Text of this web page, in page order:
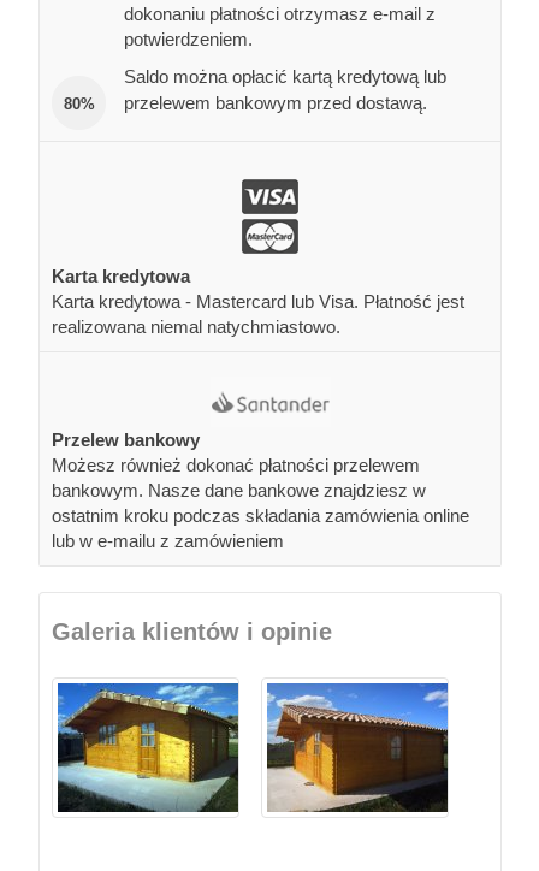
dokonaniu płatności otrzymasz e-mail z
potwierdzeniem.
80%
Saldo można opłacić kartą kredytową lub
przelewem bankowym przed dostawą.
Karta kredytowa
Karta kredytowa - Mastercard lub Visa. Płatność jest
realizowana niemal natychmiastowo.
Przelew bankowy
Możesz również dokonać płatności przelewem
bankowym. Nasze dane bankowe znajdziesz w
ostatnim kroku podczas składania zamówienia online
lub w e-mailu z zamówieniem
Galeria klientów i opinie